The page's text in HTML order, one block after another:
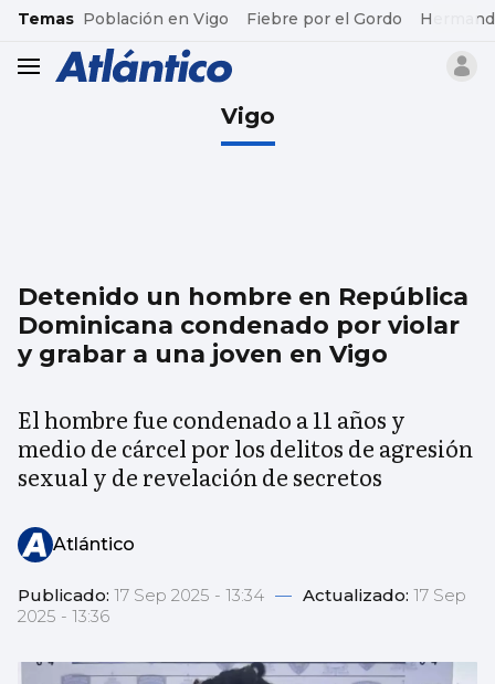
common.go-to-content
Temas Población en Vigo Fiebre por el Gordo
header.menu.open
Vigo
Detenido un hombre en República
Dominicana condenado por violar
y grabar a una joven en Vigo
El hombre fue condenado a 11 años y
medio de cárcel por los delitos de agresión
sexual y de revelación de secretos
Atlántico
Publicado: 17 Sep 2025 - 13:34 — Actualizado: 17 Sep
2025 - 13:36